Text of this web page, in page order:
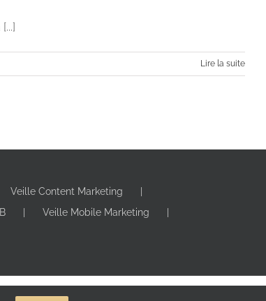
Lire la suite
Veille Content Marketing
Veille Mobile Marketing